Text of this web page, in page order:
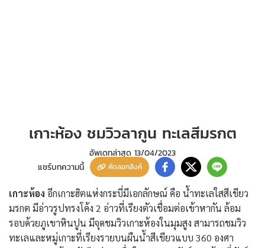
เกาะห้อง ชมวิวลากูน ทะเลสีมรกต
อัพเดทล่าสุด 13/04/2023
แชร์บทความนี้
คัดลอกลิงค์
เกาะห้อง อีกเกาะฮิตแห่งกระบี่มีเอกลักษณ์ คือ น้ำทะเลใสสีเขียว
มรกต มีอ่าวรูปทรงโค้ง 2 อ่าวที่เรียงตัวเชื่อมต่อเข้าหากัน ล้อม
รอบด้วยภูเขาหินปูน มีจุดชมวิวเกาะห้องในมุมสูง สามารถชมวิว
ทะเลและหมู่เกาะที่เรียงรายบนผืนน้ำสีเขียวแบบ 360 องศา